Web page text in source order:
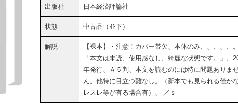
出版社 日本経済評論社
状態 中古品（並下）
解説
【裸本】・注意！カバー帯欠、本体のみ、、、、、。
「本文は未読、使用感なし、綺麗な状態です。」、
年発行、Ａ５判、本文を読むのには特に問題ありま
ん。他特に目立つ難なし。（新本でも見られる僅か
レスレ等が有る場合有）、 ／ｓ